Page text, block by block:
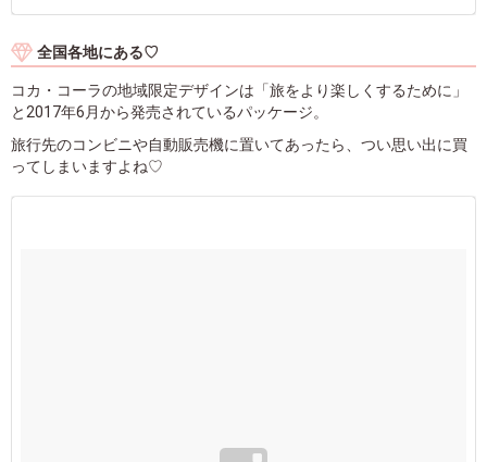
全国各地にある♡
コカ・コーラの地域限定デザインは「旅をより楽しくするために」
と2017年6月から発売されているパッケージ。
旅行先のコンビニや自動販売機に置いてあったら、つい思い出に買
ってしまいますよね♡